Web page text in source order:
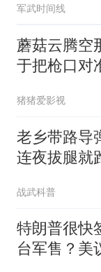
军武时间线
蘑菇云腾空
于把枪口对
猪猪爱影视
老乡带路导
连夜拔腿就
光
战武科普
特朗普很快
台军售？美